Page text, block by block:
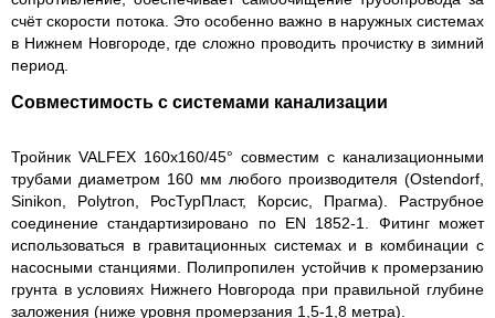
счёт скорости потока. Это особенно важно в наружных системах
в Нижнем Новгороде, где сложно проводить прочистку в зимний
период.
Совместимость с системами канализации
Тройник VALFEX 160х160/45° совместим с канализационными
трубами диаметром 160 мм любого производителя (Ostendorf,
Sinikon, Polytron, РосТурПласт, Корсис, Прагма). Раструбное
соединение стандартизировано по EN 1852-1. Фитинг может
использоваться в гравитационных системах и в комбинации с
насосными станциями. Полипропилен устойчив к промерзанию
грунта в условиях Нижнего Новгорода при правильной глубине
заложения (ниже уровня промерзания 1,5-1,8 метра).